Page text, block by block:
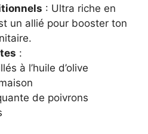
: Ultra riche en
un allié pour booster ton
:
à l’huile d’olive
de poivrons